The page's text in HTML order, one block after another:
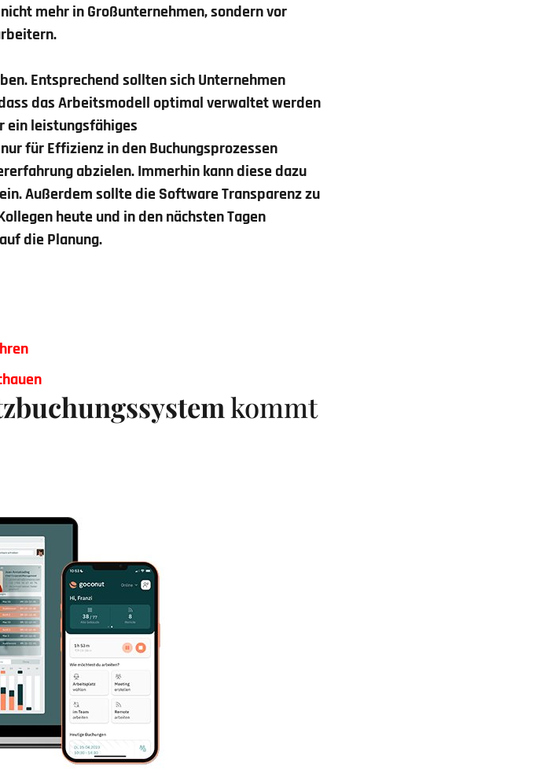
mehr in Großunternehmen, sondern vor
Entsprechend sollten sich Unternehmen
das Arbeitsmodell optimal verwaltet werden
ein leistungsfähiges
für Effizienz in den Buchungsprozessen
abzielen. Immerhin kann diese dazu
Außerdem sollte die Software Transparenz zu
heute und in den nächsten Tagen
die Planung.
kommt